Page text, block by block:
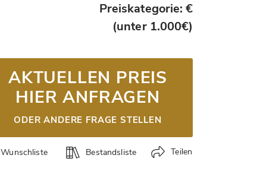
Preiskategorie: €
(unter 1.000€)
AKTUELLEN PREIS
HIER ANFRAGEN
ODER ANDERE FRAGE STELLEN
Wunschliste Bestandsliste Teilen